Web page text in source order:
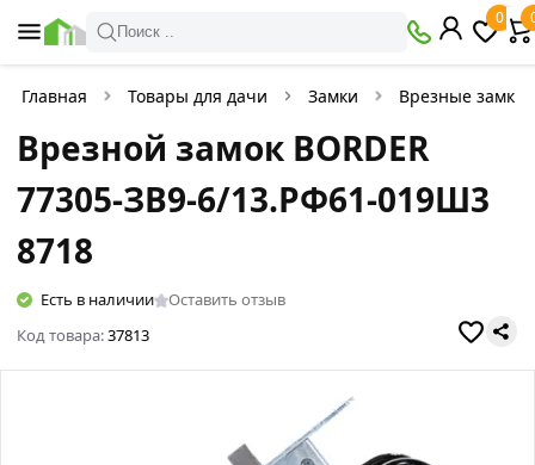
Поиск ..
0
Главная Товары для дачи Замки Врезные замки
Врезной замок BORDER
77305-ЗВ9-6/13.РФ61-019Ш3
8718
Есть в наличии
Оставить отзыв
Код товара:37813